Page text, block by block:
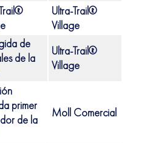
Ultra-Trail®
Village
de
de la
Ultra-Trail®
Village
primer
de la
Moll Comercial